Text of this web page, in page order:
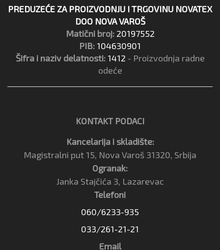
PREDUZEĆE ZA PROIZVODNJU I TRGOVINU NOVATEX
DOO NOVA VAROŠ
Matični broj: 20197552
PIB: 104630901
Šifra i naziv delatnosti: 1412 - Proizvodnja radne
odeće
KONTAKT PODACI
Kancelarija i skladište:
Magistralni put 15, Nova Varoš 31320, Srbija
Ogranak:
Janka Stajčića 3, Lazarevac
Telefoni
060/6233-935
033/261-21-21
Email